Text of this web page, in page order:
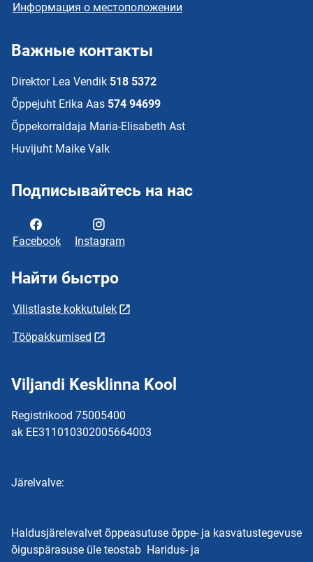
Информация о местоположении
Важные контакты
Direktor Lea Vendik 518 5372
Õppejuht Erika Aas 574 94699
Õppekorraldaja Maria-Elisabeth Ast
Huvijuht Maike Valk
Подписывайтесь на нас
Facebook Instagram
Найти быстро
Vilistlaste kokkutulek
Tööpakkumised
Viljandi Kesklinna Kool
Registrikood 75005400
ak EE311010302005664003
Järelvalve:
Haldusjärelevalvet õppeasutuse õppe- ja kasvatustegevuse
õiguspärasuse üle teostab Haridus- ja